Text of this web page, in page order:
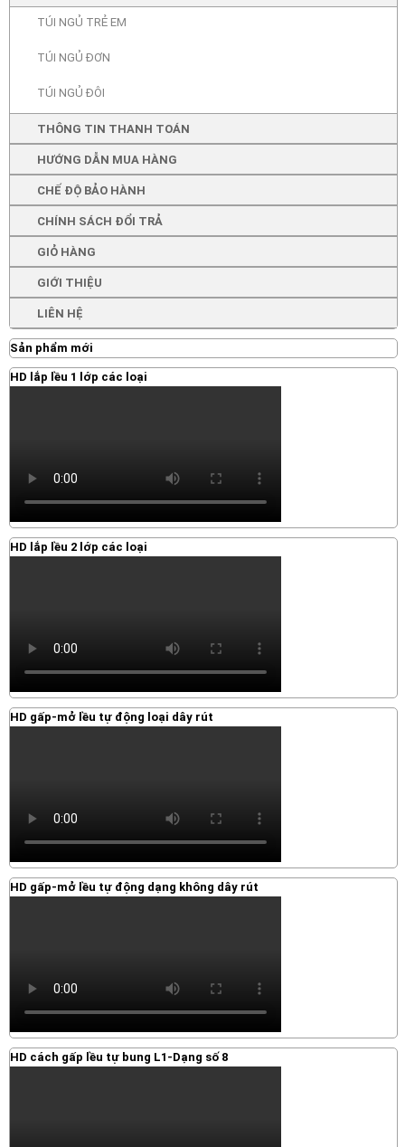
TÚI NGỦ TRẺ EM
TÚI NGỦ ĐƠN
TÚI NGỦ ĐÔI
THÔNG TIN THANH TOÁN
HƯỚNG DẪN MUA HÀNG
CHẾ ĐỘ BẢO HÀNH
CHÍNH SÁCH ĐỔI TRẢ
GIỎ HÀNG
GIỚI THIỆU
LIÊN HỆ
Sản phẩm mới
HD lắp lều 1 lớp các loại
HD lắp lều 2 lớp các loại
HD gấp-mở lều tự động loại dây rút
HD gấp-mở lều tự động dạng không dây rút
HD cách gấp lều tự bung L1-Dạng số 8